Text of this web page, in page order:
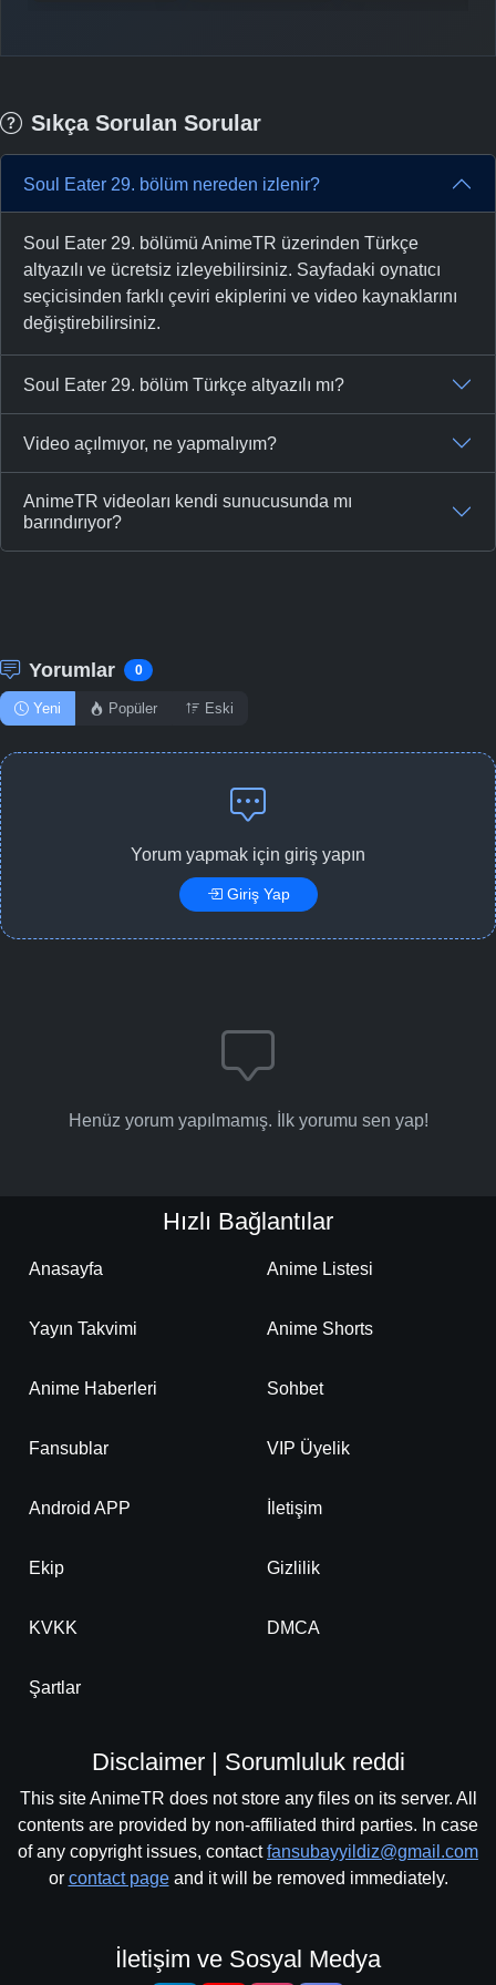
-Bölüm No: 38
-Bölüm No: 39
-Bölüm No: 41
-Bölüm No: 42
-Bölüm No: 44
-Bölüm No: 46
-Bölüm No:
Bölüm No: 50
-Bölüm No: 51
Sıkça Sorulan Sorular
Soul Eater 29. bölüm nereden izlenir?
Soul Eater 29. bölümü AnimeTR üzerinden Türkçe
altyazılı ve ücretsiz izleyebilirsiniz. Sayfadaki oynatıcı
seçicisinden farklı çeviri ekiplerini ve video kaynaklarını
değiştirebilirsiniz.
Soul Eater 29. bölüm Türkçe altyazılı mı?
Video açılmıyor, ne yapmalıyım?
AnimeTR videoları kendi sunucusunda mı
barındırıyor?
Yorumlar 0
Yeni Popüler Eski
Yorum yapmak için giriş yapın
Giriş Yap
Henüz yorum yapılmamış. İlk yorumu sen yap!
Hızlı Bağlantılar
Anasayfa Anime Listesi
Yayın Takvimi Anime Shorts
Anime Haberleri Sohbet
Fansublar VIP Üyelik
Android APP İletişim
Ekip Gizlilik
KVKK DMCA
Şartlar
Disclaimer | Sorumluluk reddi
This site AnimeTR does not store any files on its server. All
contents are provided by non-affiliated third parties. In case
of any copyright issues, contactfansubayyildiz@gmail.com
or contact pageand it will be removed immediately.
İletişim ve Sosyal Medya